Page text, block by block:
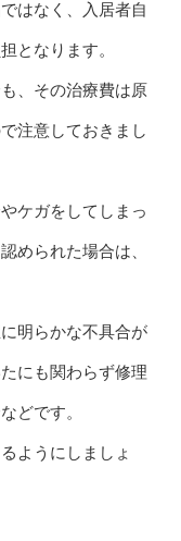
はなく、入居者自
となります。
、その治療費は原
注意しておきまし
ケガをしてしまっ
められた場合は、
明らかな不具合が
にも関わらず修理
どです。
ようにしましょ